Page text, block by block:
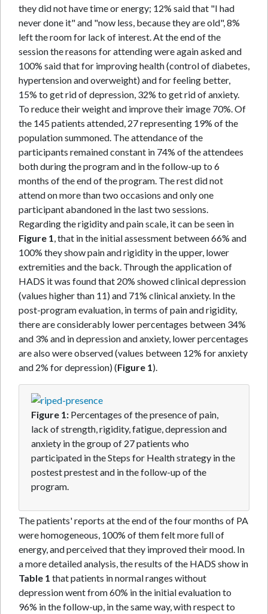
they did not have time or energy; 12% said that "I had
never done it" and "now less, because they are old", 8%
left the room for lack of interest. At the end of the
session the reasons for attending were again asked and
100% said that for improving health (control of diabetes,
hypertension and overweight) and for feeling better,
15% to get rid of depression, 32% to get rid of anxiety.
To reduce their weight and improve their image 70%. Of
the 145 patients attended, 27 representing 19% of the
population summoned. The attendance of the
participants remained constant in 74% of the attendees
both during the program and in the follow-up to 6
months of the end of the program. The rest did not
attend on more than two occasions and only one
participant abandoned in the last two sessions.
Regarding the rigidity and pain scale, it can be seen in
Figure 1, that in the initial assessment between 66% and
100% they show pain and rigidity in the upper, lower
extremities and the back. Through the application of
HADS it was found that 20% showed clinical depression
(values higher than 11) and 71% clinical anxiety. In the
post-program evaluation, in terms of pain and rigidity,
there are considerably lower percentages between 34%
and 3% and in depression and anxiety, lower percentages
are also were observed (values between 12% for anxiety
and 2% for depression) (Figure 1).
Figure 1: Percentages of the presence of pain,
lack of strength, rigidity, fatigue, depression and
anxiety in the group of 27 patients who
participated in the Steps for Health strategy in the
postest prestest and in the follow-up of the
program.
The patients' reports at the end of the four months of PA
were homogeneous, 100% of them felt more full of
energy, and perceived that they improved their mood. In
a more detailed analysis, the results of the HADS show in
Table 1 that patients in normal ranges without
depression went from 60% in the initial evaluation to
96% in the follow-up, in the same way, with respect to